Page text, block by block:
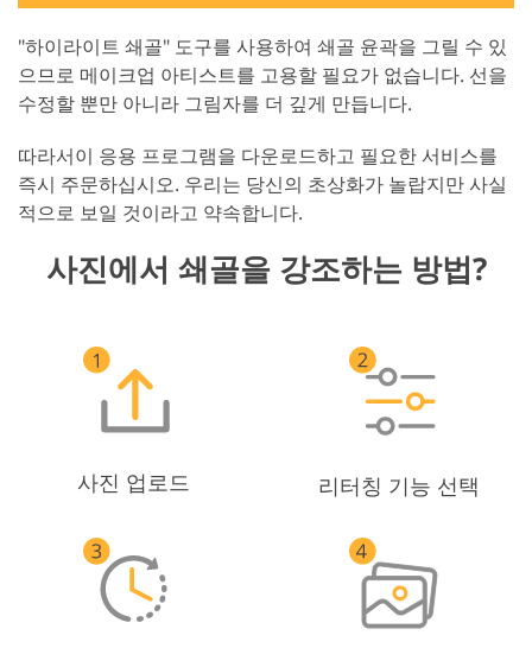
"하이라이트 쇄골" 도구를 사용하여 쇄골 윤곽을 그릴 수 있
으므로 메이크업 아티스트를 고용할 필요가 없습니다. 선을
수정할 뿐만 아니라 그림자를 더 깊게 만듭니다.
따라서이 응용 프로그램을 다운로드하고 필요한 서비스를
즉시 주문하십시오. 우리는 당신의 초상화가 놀랍지만 사실
적으로 보일 것이라고 약속합니다.
사진에서 쇄골을 강조하는 방법?
사진 업로드 리터칭 기능 선택